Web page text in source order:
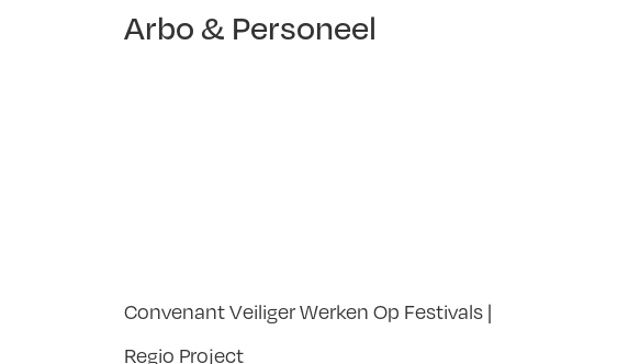
Arbo & Personeel
Convenant Veiliger Werken Op Festivals |
Regio Project